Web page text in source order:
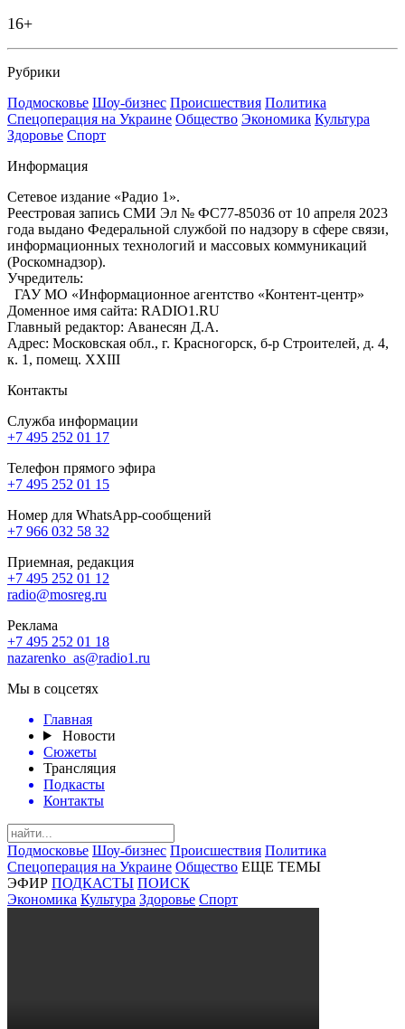
16+
Рубрики
Подмосковье Шоу-бизнес Происшествия Политика
Спецоперация на Украине Общество Экономика Культура
Здоровье Спорт
Информация
Сетевое издание «Радио 1».
Реестровая запись СМИ Эл № ФС77-85036 от 10 апреля 2023
года выдано Федеральной службой по надзору в сфере связи,
информационных технологий и массовых коммуникаций
(Роскомнадзор).
Учредитель:
ГАУ МО «Информационное агентство «Контент-центр»
Доменное имя сайта: RADIO1.RU
Главный редактор: Аванесян Д.А.
Адрес: Московская обл., г. Красногорск, б-р Строителей, д. 4,
к. 1, помещ. XXIII
Контакты
Служба информации
+7 495 252 01 17
Телефон прямого эфира
+7 495 252 01 15
Номер для WhatsApp-сообщений
+7 966 032 58 32
Приемная, редакция
+7 495 252 01 12
radio@mosreg.ru
Реклама
+7 495 252 01 18
nazarenko_as@radio1.ru
Мы в соцсетях
Главная
Новости
Сюжеты
Трансляция
Подкасты
Контакты
Подмосковье Шоу-бизнес Происшествия Политика
Спецоперация на Украине Общество ЕЩЕ ТЕМЫ
ЭФИР ПОДКАСТЫ ПОИСК
Экономика Культура Здоровье Спорт